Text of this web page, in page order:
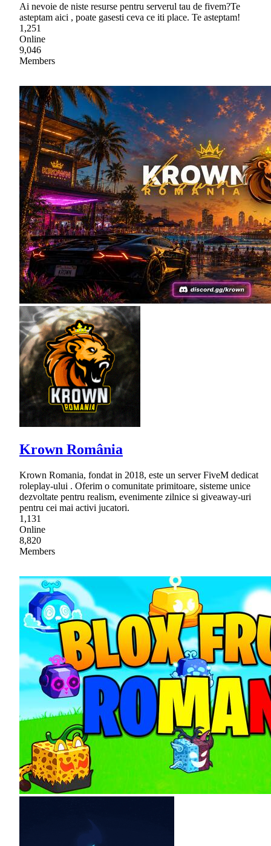
Ai nevoie de niste resurse pentru serverul tau de fivem?Te
asteptam aici , poate gasesti ceva ce iti place. Te asteptam!
1,251
Online
9,046
Members
Krown România
Krown Romania, fondat in 2018, este un server FiveM dedicat
roleplay-ului . Oferim o comunitate primitoare, sisteme unice
dezvoltate pentru realism, evenimente zilnice si giveaway-uri
pentru cei mai activi jucatori.
1,131
Online
8,820
Members